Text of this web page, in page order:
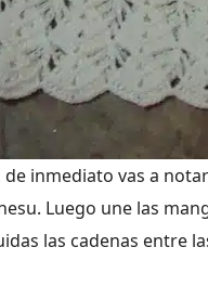
de inmediato vas a
Luego une las
las cadenas entre